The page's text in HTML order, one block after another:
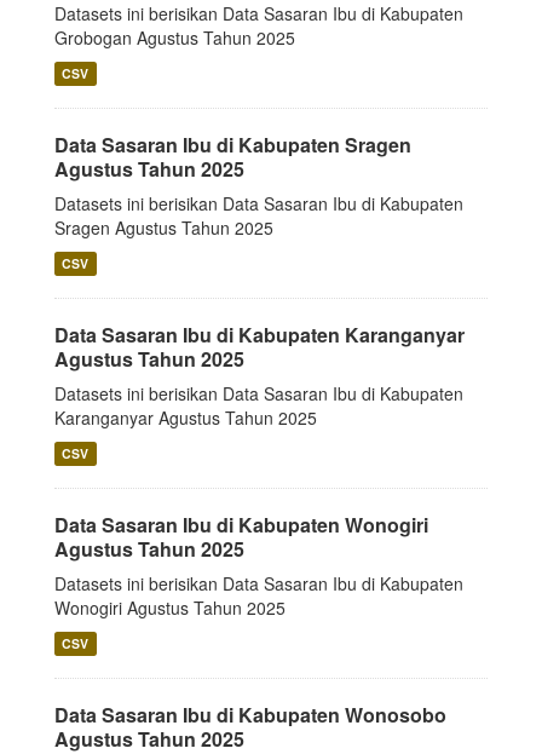
Datasets ini berisikan Data Sasaran Ibu di Kabupaten
Grobogan Agustus Tahun 2025
CSV
Data Sasaran Ibu di Kabupaten Sragen
Agustus Tahun 2025
Datasets ini berisikan Data Sasaran Ibu di Kabupaten
Sragen Agustus Tahun 2025
CSV
Data Sasaran Ibu di Kabupaten Karanganyar
Agustus Tahun 2025
Datasets ini berisikan Data Sasaran Ibu di Kabupaten
Karanganyar Agustus Tahun 2025
CSV
Data Sasaran Ibu di Kabupaten Wonogiri
Agustus Tahun 2025
Datasets ini berisikan Data Sasaran Ibu di Kabupaten
Wonogiri Agustus Tahun 2025
CSV
Data Sasaran Ibu di Kabupaten Wonosobo
Agustus Tahun 2025